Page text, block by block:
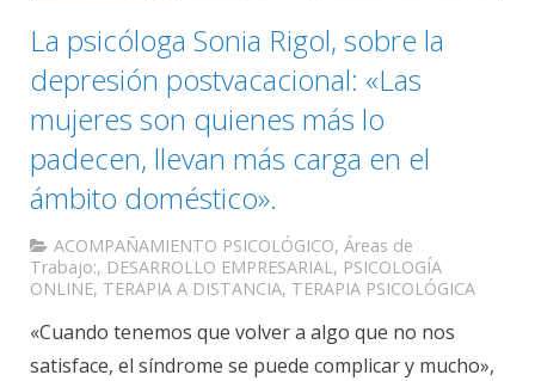
La psicóloga Sonia Rigol, sobre la
depresión postvacacional: «Las
mujeres son quienes más lo
padecen, llevan más carga en el
ámbito doméstico».
ACOMPAÑAMIENTO PSICOLÓGICO, Áreas de
Trabajo:, DESARROLLO EMPRESARIAL, PSICOLOGÍA
ONLINE, TERAPIA A DISTANCIA, TERAPIA PSICOLÓGICA
«Cuando tenemos que volver a algo que no nos
satisface, el síndrome se puede complicar y mucho»,